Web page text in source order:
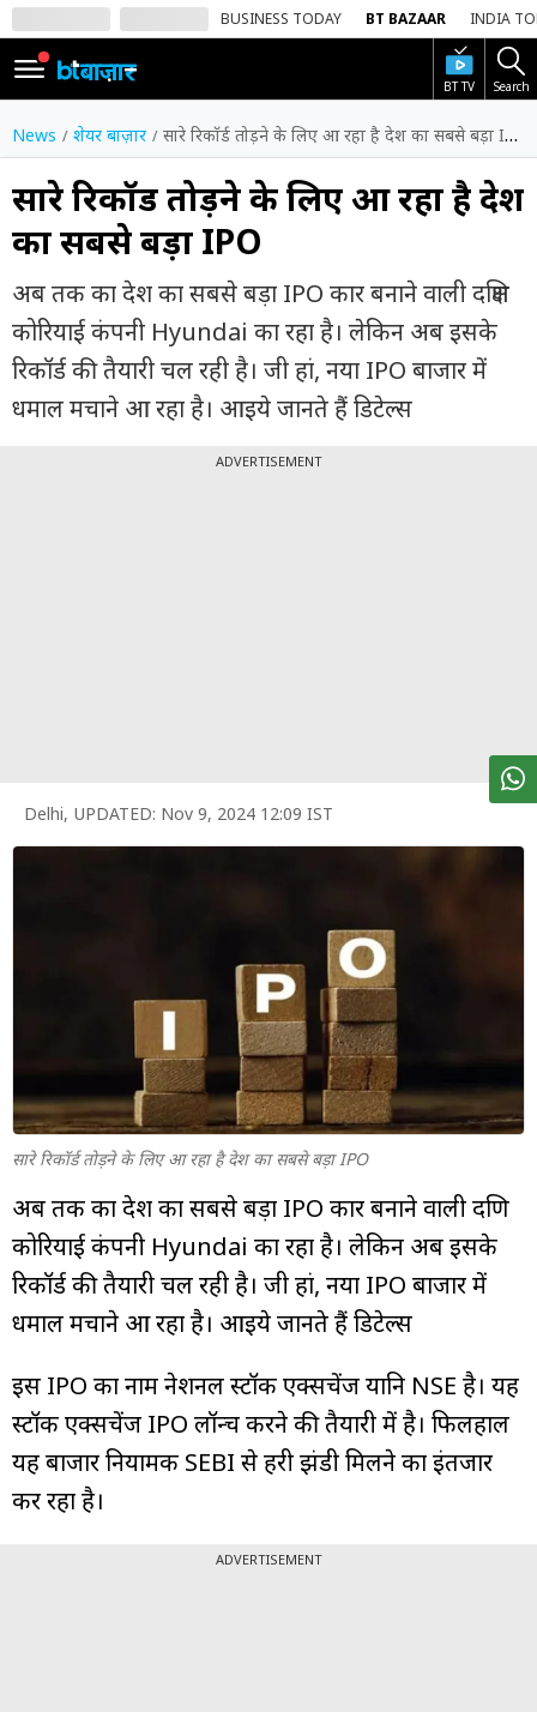
BUSINESS TODAY BT BAZAAR INDIA
BT TV Search
SIGN
IN
Dark
Mode
होम
शेयर
बाज़ार
वीडियो
ट्रेंडिंग
फंड
News शेयर बाज़ार सारे रिकॉर्ड तोड़ने के लिए आ रहा है देश का सबसे बड़ा IPO
सारे रिकॉर्ड तोड़ने के लिए आ रहा है देश
का सबसे बड़ा IPO
अब तक का देश का सबसे बड़ा IPO कार बनाने वाली दक्षिण
कोरियाई कंपनी Hyundai का रहा है। लेकिन अब इसके
रिकॉर्ड की तैयारी चल रही है। जी हां, नया IPO बाजार में
धमाल मचाने आ रहा है। आइये जानते हैं डिटेल्स
ADVERTISEMENT
Delhi, UPDATED: Nov 9, 2024 12:09 IST
सारे रिकॉर्ड तोड़ने के लिए आ रहा है देश का सबसे बड़ा IPO
अब तक का देश का सबसे बड़ा IPO कार बनाने वाली दक्षिण
कोरियाई कंपनी Hyundai का रहा है। लेकिन अब इसके
रिकॉर्ड की तैयारी चल रही है। जी हां, नया IPO बाजार में
धमाल मचाने आ रहा है। आइये जानते हैं डिटेल्स
इस IPO का नाम नेशनल स्टॉक एक्सचेंज यानि NSE है। यह
स्टॉक एक्सचेंज IPO लॉन्च करने की तैयारी में है। फिलहाल
यह बाजार नियामक SEBI से हरी झंडी मिलने का इंतजार
कर रहा है।
ADVERTISEMENT